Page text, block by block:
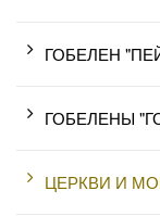
ГОБЕЛЕН
ГОБЕЛЕНЫ
ЦЕРКВИ И